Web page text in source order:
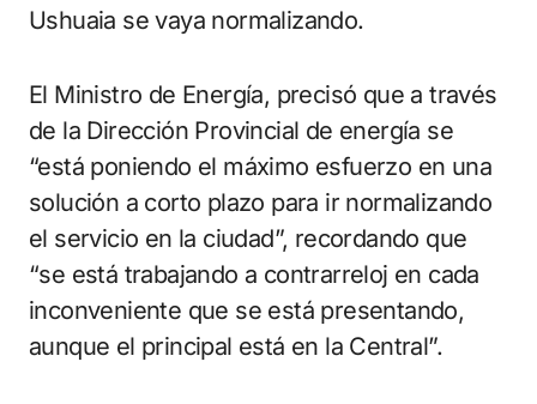
Ushuaia se vaya normalizando.
El Ministro de Energía, precisó que a través
de la Dirección Provincial de energía se
“está poniendo el máximo esfuerzo en una
solución a corto plazo para ir normalizando
el servicio en la ciudad”, recordando que
“se está trabajando a contrarreloj en cada
inconveniente que se está presentando,
aunque el principal está en la Central”.